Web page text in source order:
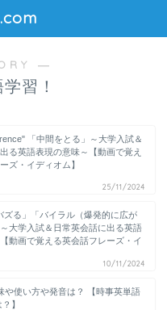
―
習！
「中間をとる」～大学入試＆
る英語表現の意味～【動画で覚え
ズ・イディオム】
25/11/2024
ズる」「バイラル（爆発的に広が
大学入試＆日常英会話に出る英語
動画で覚える英会話フレーズ・イ
10/11/2024
や使い方や発音は？ 【時事英単語
】